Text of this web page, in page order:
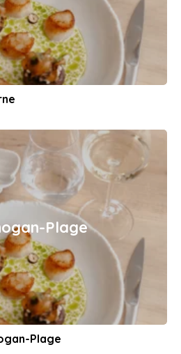
Plage
Plage